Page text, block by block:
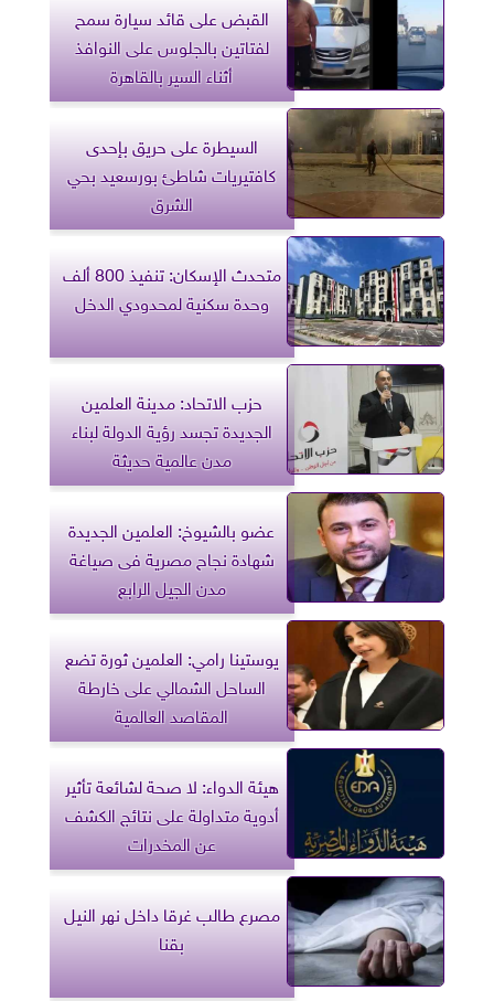
القبض على قائد سيارة سمح
لفتاتين بالجلوس على النوافذ
أثناء السير بالقاهرة
السيطرة على حريق بإحدى
كافتيريات شاطئ بورسعيد بحي
الشرق
متحدث الإسكان: تنفيذ 800 ألف
وحدة سكنية لمحدودي الدخل
حزب الاتحاد: مدينة العلمين
الجديدة تجسد رؤية الدولة لبناء
مدن عالمية حديثة
عضو بالشيوخ: العلمين الجديدة
شهادة نجاح مصرية فى صياغة
مدن الجيل الرابع
يوستينا رامي: العلمين ثورة تضع
الساحل الشمالي على خارطة
المقاصد العالمية
هيئة الدواء: لا صحة لشائعة تأثير
أدوية متداولة على نتائج الكشف
عن المخدرات
مصرع طالب غرقا داخل نهر النيل
بقنا